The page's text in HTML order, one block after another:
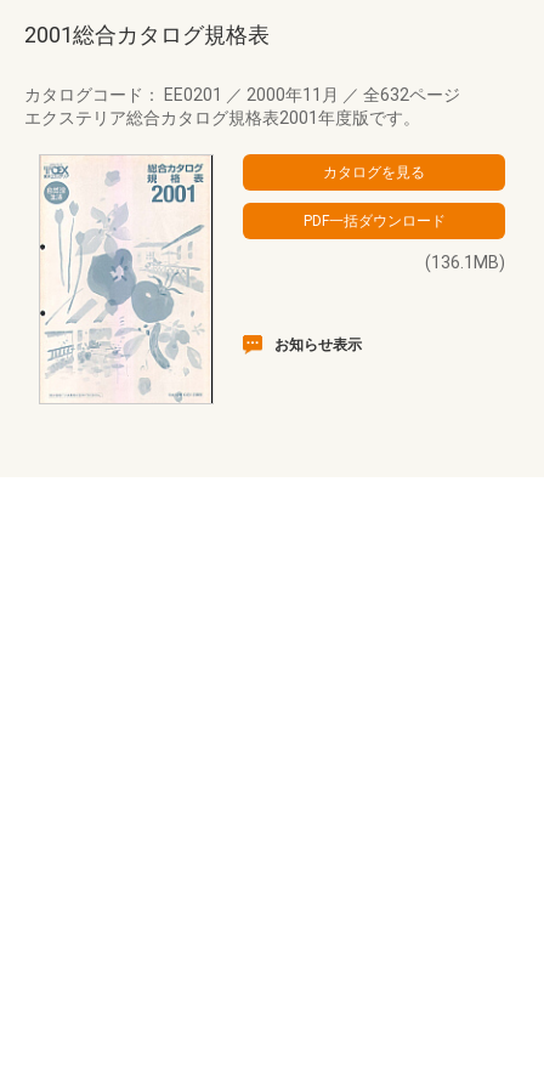
2001総合カタログ規格表
カタログコード： EE0201 ／ 2000年11月 ／ 全632ページ
エクステリア総合カタログ規格表2001年度版です。
(136.1MB)
お知らせ表示